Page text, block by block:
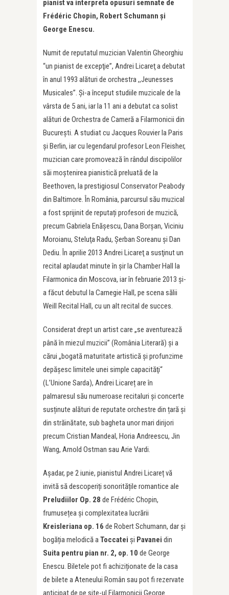
pianist va interpreta opusuri semnate de
Frédéric Chopin, Robert Schumann și
George Enescu.
Numit de reputatul muzician Valentin Gheorghiu
“un pianist de excepţie”, Andrei Licareţ a debutat
în anul 1993 alături de orchestra ,,Jeunesses
Musicales”. Și-a început studiile muzicale de la
vârsta de 5 ani, iar la 11 ani a debutat ca solist
alături de Orchestra de Cameră a Filarmonicii din
București. A studiat cu Jacques Rouvier la Paris
şi Berlin, iar cu legendarul profesor Leon Fleisher,
muzician care promovează în rândul discipolilor
săi moştenirea pianistică preluată de la
Beethoven, la prestigiosul Conservator Peabody
din Baltimore. În România, parcursul său muzical
a fost sprijinit de reputați profesori de muzică,
precum Gabriela Enășescu, Dana Borşan, Viciniu
Moroianu, Steluţa Radu, Șerban Soreanu şi Dan
Dediu. În aprilie 2013 Andrei Licareţ a susţinut un
recital aplaudat minute în șir la Chamber Hall la
Filarmonica din Moscova, iar în februarie 2013 şi-
a făcut debutul la Carnegie Hall, pe scena sălii
Weill Recital Hall, cu un alt recital de succes.
Considerat drept un artist care „se aventurează
până în miezul muzicii” (România Literară) şi a
cărui „bogată maturitate artistică şi profunzime
depăşesc limitele unei simple capacităţi“
(L’Unione Sarda), Andrei Licareț are în
palmaresul său numeroase recitaluri și concerte
susținute alături de reputate orchestre din țară și
din străinătate, sub bagheta unor mari dirijori
precum Cristian Mandeal, Horia Andreescu, Jin
Wang, Arnold Ostman sau Arie Vardi.
Așadar, pe 2 iunie, pianistul Andrei Licareț vă
invită să descoperiți sonoritățile romantice ale
Preludiilor Op. 28 de Frédéric Chopin,
frumusețea și complexitatea lucrării
Kreisleriana op. 16 de Robert Schumann, dar și
bogăția melodică aToccatei și Pavanei din
Suita pentru pian nr. 2, op. 10 de George
Enescu. Biletele pot fi achiziționate de la casa
de bilete a Ateneului Român sau pot fi rezervate